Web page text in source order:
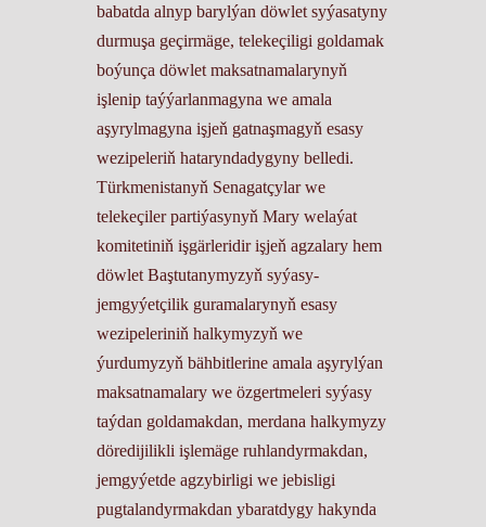
babatda alnyp barylýan döwlet syýasatyny
durmuşa geçirmäge, telekeçiligi goldamak
boýunça döwlet maksatnamalarynyň
işlenip taýýarlanmagyna we amala
aşyrylmagyna işjeň gatnaşmagyň esasy
wezipeleriň hataryndadygyny belledi.
Türkmenistanyň Senagatçylar we
telekeçiler partiýasynyň Mary welaýat
komitetiniň işgärleridir işjeň agzalary hem
döwlet Baştutanymyzyň syýasy-
jemgyýetçilik guramalarynyň esasy
wezipeleriniň halkymyzyň we
ýurdumyzyň bähbitlerine amala aşyrylýan
maksatnamalary we özgertmeleri syýasy
taýdan goldamakdan, merdana halkymyzy
döredijilikli işlemäge ruhlandyrmakdan,
jemgyýetde agzybirligi we jebisligi
pugtalandyrmakdan ybaratdygy hakynda